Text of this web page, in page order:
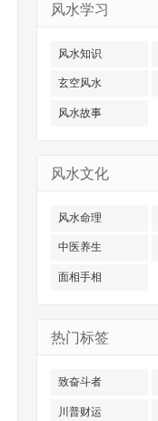
风水学习
风水知识
玄空风水
风水故事
风水文化
风水命理
中医养生
面相手相
热门标签
致奋斗者
川普财运